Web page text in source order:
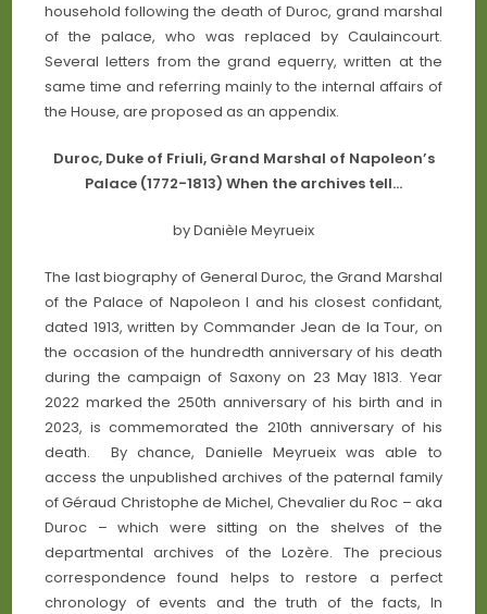
household following the death of Duroc, grand marshal
of the palace, who was replaced by Caulaincourt.
Several letters from the grand equerry, written at the
same time and referring mainly to the internal affairs of
the House, are proposed as an appendix.
Duroc, Duke of Friuli, Grand Marshal of Napoleon’s
Palace (1772-1813) When the archives tell…
by Danièle Meyrueix
The last biography of General Duroc, the Grand Marshal
of the Palace of Napoleon I and his closest confidant,
dated 1913, written by Commander Jean de la Tour, on
the occasion of the hundredth anniversary of his death
during the campaign of Saxony on 23 May 1813. Year
2022 marked the 250th anniversary of his birth and in
2023, is commemorated the 210th anniversary of his
death. By chance, Danielle Meyrueix was able to
access the unpublished archives of the paternal family
of Géraud Christophe de Michel, Chevalier du Roc – aka
Duroc – which were sitting on the shelves of the
departmental archives of the Lozère. The precious
correspondence found helps to restore a perfect
chronology of events and the truth of the facts, In